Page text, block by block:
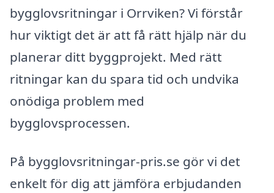
bygglovsritningar i Orrviken? Vi förstår
hur viktigt det är att få rätt hjälp när du
planerar ditt byggprojekt. Med rätt
ritningar kan du spara tid och undvika
onödiga problem med
bygglovsprocessen.
På bygglovsritningar-pris.se gör vi det
enkelt för dig att jämföra erbjudanden